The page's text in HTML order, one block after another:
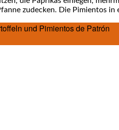
zude­cken. Die Pimi­ent­os
und Pimi­ent­os de Patrón